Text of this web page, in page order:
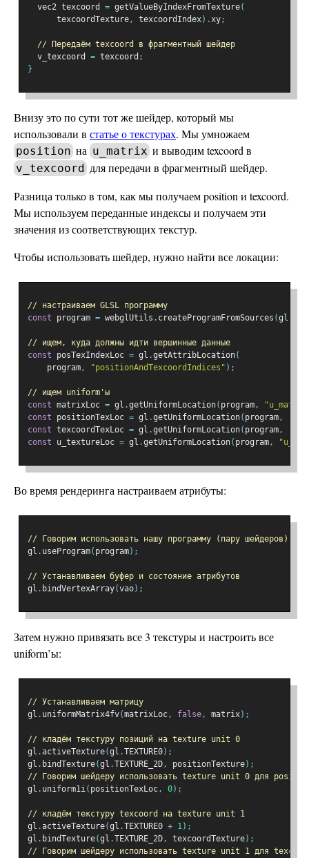
  vec2 texcoord
= getValueByIndexFromTexture(
      texcoordTexture
, texcoordIndex).xy;
// Передаём texcoord в фрагментный шейдер
  v_texcoord
= texcoord ;
}
Внизу это по сути тот же шейдер, который мы
использовали в статье о текстурах. Мы умножаем
position на u_matrixи выводим texcoord в
v_texcoord для передачи в фрагментный шейдер.
Разница только в том, как мы получаем position и texcoord.
Мы используем переданные индексы и получаем эти
значения из соответствующих текстур.
Чтобы использовать шейдер, нужно найти все локации:
// настраиваем GLSL программу
const program = webglUtils . createProgramFromSources (gl
// ищем, куда должны идти вершинные данные
const posTexIndexLoc = gl .getAttribLocation(
    program
, "positionAndTexcoordIndices" );
// ищем uniform'ы
const matrixLoc = gl .getUniformLocation( program,
const positionTexLoc = gl .getUniformLocation( program,
const texcoordTexLoc = gl .getUniformLocation( program,
const u_textureLoc = gl .getUniformLocation( program,
Во время рендеринга настраиваем атрибуты:
// Говорим использовать нашу программу (пару шейдеров)
gl . useProgram( program);
// Устанавливаем буфер и состояние атрибутов
gl . bindVertexArray(vao);
Затем нужно привязать все 3 текстуры и настроить все
uniform’ы:
// Устанавливаем матрицу
gl . uniformMatrix4fv(matrixLoc, false, matrix);
// кладём текстуру позиций на texture unit 0
gl .activeTexture(gl .TEXTURE0);
gl . bindTexture(gl .TEXTURE_2D, positionTexture);
// Говорим шейдеру использовать texture unit 0 для
gl . uniform1i( positionTexLoc, 0);
// кладём текстуру texcoord на texture unit 1
gl .activeTexture(gl .TEXTURE0 + 1);
gl . bindTexture(gl .TEXTURE_2D, texcoordTexture);
// Говорим шейдеру использовать texture unit 1 для